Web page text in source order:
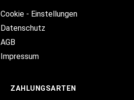
Cookie - Einstellungen
Datenschutz
AGB
Impressum
ZAHLUNGSARTEN